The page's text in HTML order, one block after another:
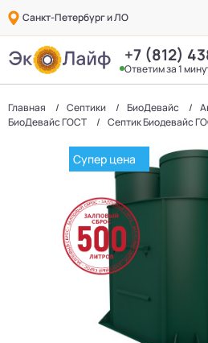
Санкт-Петербург и ЛО
+7 (812)
Ответим за 1
Главная Септики БиоДевaйс
БиоДевaйс ГОСТ
Септик Биодевайс
Супер цена